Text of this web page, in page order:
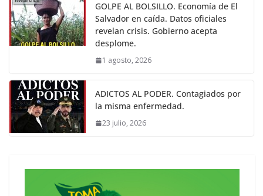
GOLPE AL BOLSILLO. Economía de El
Salvador en caída. Datos oficiales
revelan crisis. Gobierno acepta
desplome.
1 agosto, 2026
ADICTOS AL PODER. Contagiados por
la misma enfermedad.
23 julio, 2026